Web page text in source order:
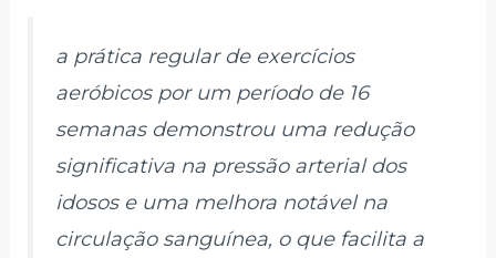
a prática regular de exercícios
aeróbicos por um período de 16
semanas demonstrou uma redução
significativa na pressão arterial dos
idosos e uma melhora notável na
circulação sanguínea, o que facilita a